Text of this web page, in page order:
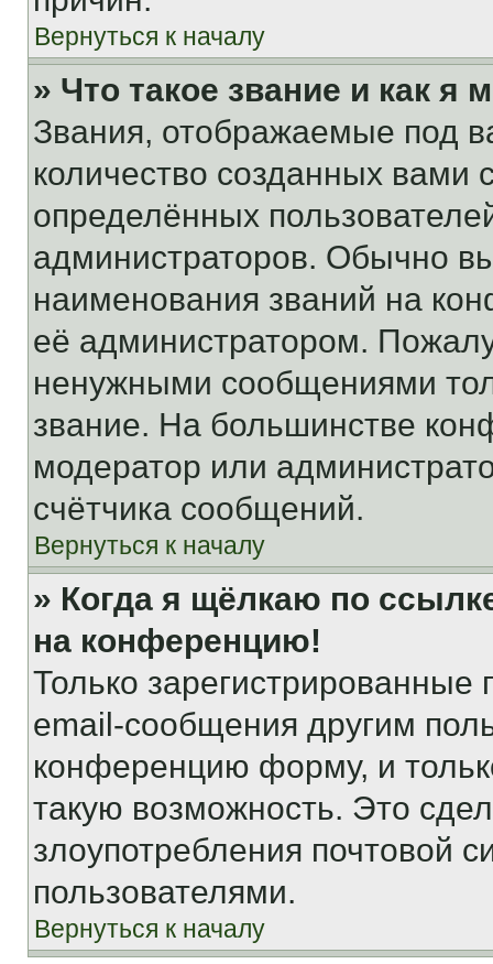
Вернуться к началу
» Что такое звание и как я
Звания, отображаемые под
количество созданных
определённых
администраторов. Обычно
наименования званий на
её администратором.
ненужными сообщениями
звание. На большинстве
модератор или
счётчика сообщений.
Вернуться к началу
» Когда я щёлкаю по
на конференцию!
Только зарегистрированные
email-сообщения другим
конференцию форму, и
такую возможность. Это
злоупотребления почтовой
пользователями.
Вернуться к началу